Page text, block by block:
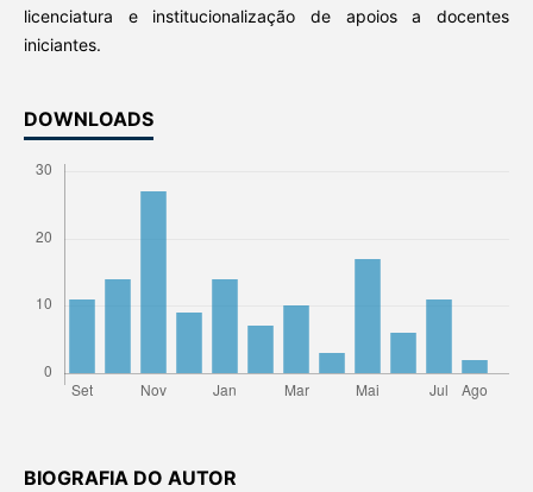
licenciatura e institucionalização de apoios a docentes
iniciantes.
DOWNLOADS
BIOGRAFIA DO AUTOR